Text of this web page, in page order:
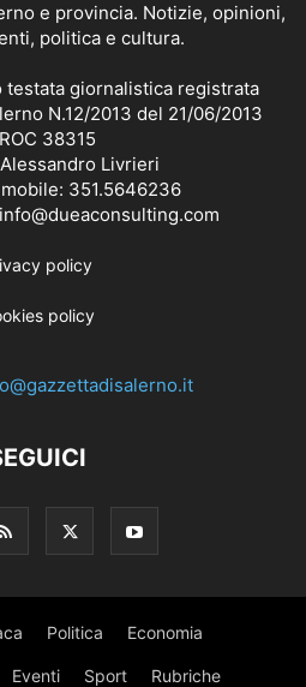
e provincia. Notizie, opinioni,
politica e cultura.
giornalistica registrata
N.12/2013 del 21/06/2013
38315
Livrieri
351.5646236
policy
policy
Politica Economia
Eventi Sport Rubriche